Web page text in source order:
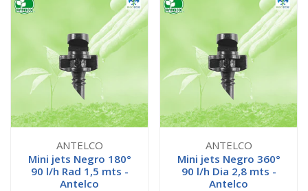
ANTELCO
Mini jets Negro 180°
90 l/h Rad 1,5 mts -
Antelco
ANTELCO
Mini jets Negro 360°
90 l/h Dia 2,8 mts -
Antelco